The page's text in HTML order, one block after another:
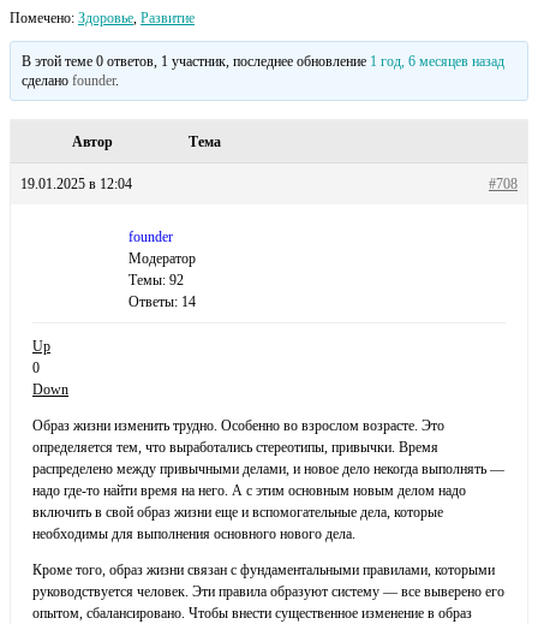
Помечено: Здоровье, Развитие
В этой теме 0 ответов, 1 участник, последнее обновление 1 год, 6 месяцев назад
сделаноfounder.
Автор Тема
19.01.2025 в 12:04 #708
founder
Модератор
Темы: 92
Ответы: 14
Up
0
Down
Образ жизни изменить трудно. Особенно во взрослом возрасте. Это
определяется тем, что выработались стереотипы, привычки. Время
распределено между привычными делами, и новое дело некогда выполнять —
надо где-то найти время на него. А с этим основным новым делом надо
включить в свой образ жизни еще и вспомогательные дела, которые
необходимы для выполнения основного нового дела.
Кроме того, образ жизни связан с фундаментальными правилами, которыми
руководствуется человек. Эти правила образуют систему — все выверено его
опытом, сбалансировано. Чтобы внести существенное изменение в образ